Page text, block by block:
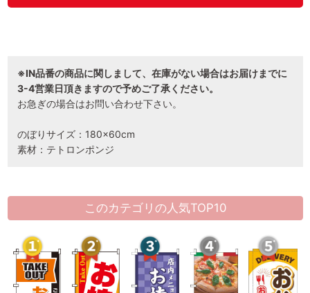
※IN品番の商品に関しまして、在庫がない場合はお届けまでに
3-4営業日頂きますので予めご了承ください。
お急ぎの場合はお問い合わせ下さい。
のぼりサイズ：180×60cm
素材：テトロンポンジ
このカテゴリの人気TOP10